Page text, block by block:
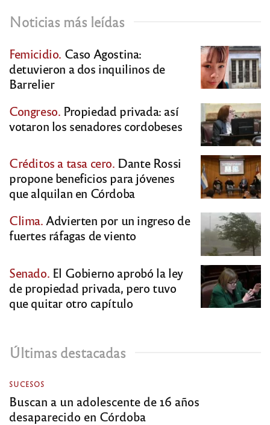
Noticias más leídas
Femicidio. Caso Agostina:
detuvieron a dos inquilinos de
Barrelier
Congreso. Propiedad privada: así
votaron los senadores cordobeses
Créditos a tasa cero. Dante Rossi
propone beneficios para jóvenes
que alquilan en Córdoba
Clima. Advierten por un ingreso de
fuertes ráfagas de viento
Senado. El Gobierno aprobó la ley
de propiedad privada, pero tuvo
que quitar otro capítulo
Últimas destacadas
SUCESOS
Buscan a un adolescente de 16 años
desaparecido en Córdoba